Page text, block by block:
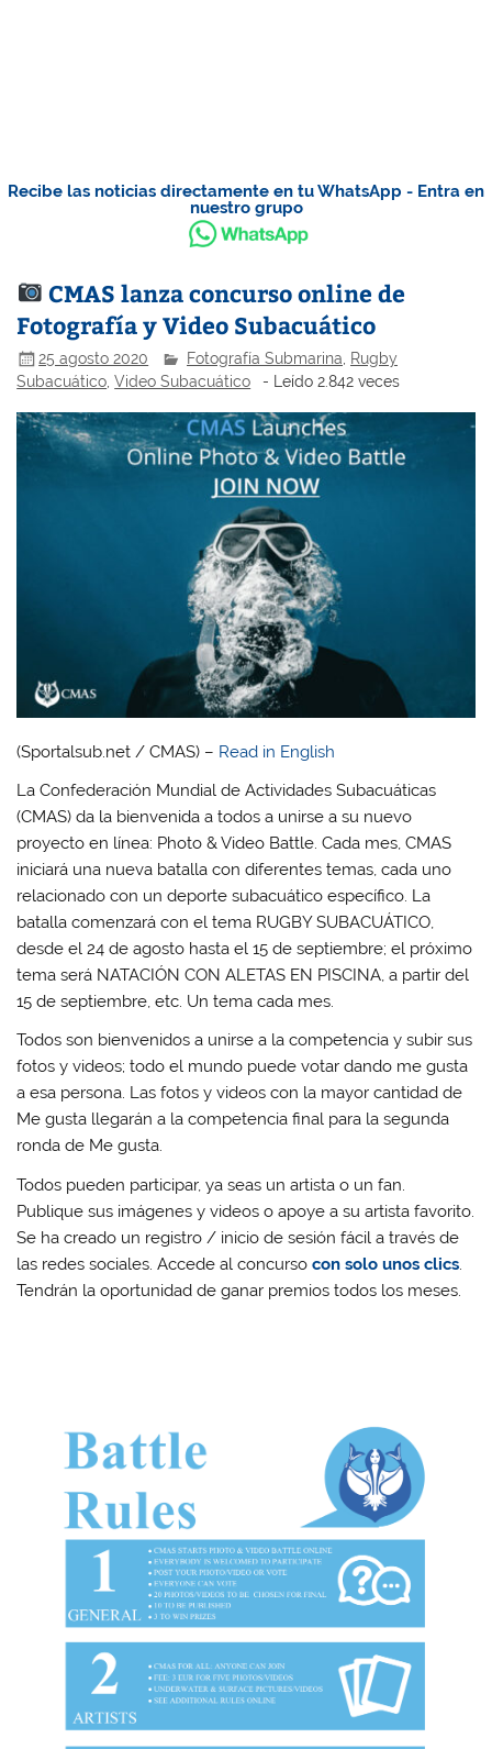
Recibe las noticias directamente en tu WhatsApp - Entra en
nuestro grupo
CMAS lanza concurso online de
Fotografía y Video Subacuático
25 agosto 2020 Fotografía Submarina
Rugby
Subacuático,Video Subacuático - Leído 2.842 veces
(Sportalsub.net / CMAS) – Read in English
La Confederación Mundial de Actividades Subacuáticas
(CMAS) da la bienvenida a todos a unirse a su nuevo
proyecto en línea: Photo & Video Battle. Cada mes, CMAS
iniciará una nueva batalla con diferentes temas, cada uno
relacionado con un deporte subacuático específico. La
batalla comenzará con el tema RUGBY SUBACUÁTICO,
desde el 24 de agosto hasta el 15 de septiembre; el próximo
tema será NATACIÓN CON ALETAS EN PISCINA, a partir del
15 de septiembre, etc. Un tema cada mes.
Todos son bienvenidos a unirse a la competencia y subir sus
fotos y videos; todo el mundo puede votar dando me gusta
a esa persona. Las fotos y videos con la mayor cantidad de
Me gusta llegarán a la competencia final para la segunda
ronda de Me gusta.
Todos pueden participar, ya seas un artista o un fan.
Publique sus imágenes y videos o apoye a su artista favorito.
Se ha creado un registro / inicio de sesión fácil a través de
las redes sociales. Accede al concursocon solo unos clics.
Tendrán la oportunidad de ganar premios todos los meses.